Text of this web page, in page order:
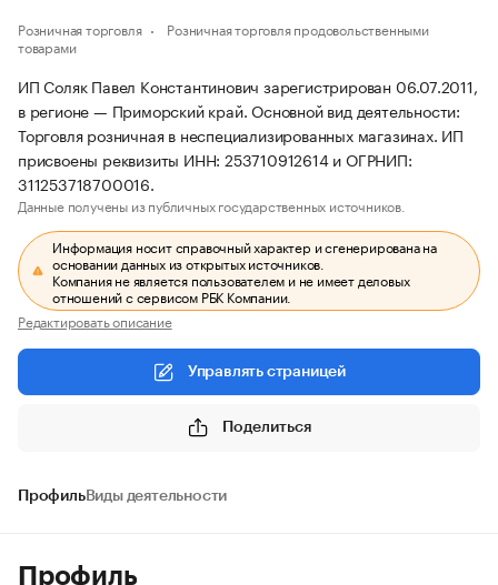
Розничная торговля
Розничная торговля продовольственными
товарами
ИП Соляк Павел Константинович зарегистрирован 06.07.2011,
в регионе — Приморский край. Основной вид деятельности:
Торговля розничная в неспециализированных магазинах. ИП
присвоены реквизиты ИНН: 253710912614 и ОГРНИП:
311253718700016.
Данные получены из публичных государственных источников.
Информация носит справочный характер и сгенерирована на
основании данных из открытых источников.
Компания не является пользователем и не имеет деловых
отношений с сервисом РБК Компании.
Редактировать описание
Управлять страницей
Поделиться
ПрофильВиды деятельности
Профиль